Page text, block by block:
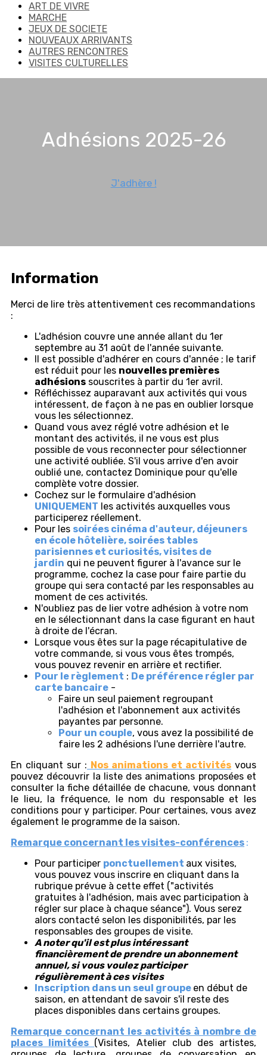
ART DE VIVRE
MARCHE
JEUX DE SOCIETE
NOUVEAUX ARRIVANTS
AUTRES RENCONTRES
VISITES CULTURELLES
Adhésions 2025-26
J'adhère !
Information
Merci de lire très attentivement ces recommandations
:
L'adhésion couvre une année allant du 1er
septembre au 31 août de l'année suivante.
Il est possible d'adhérer en cours d'année ; le tarif
est réduit pour les nouvelles premières
adhésions souscrites à partir du 1er avril.
Réfléchissez auparavant aux activités qui vous
intéressent, de façon à ne pas en oublier lorsque
vous les sélectionnez.
Quand vous avez réglé votre adhésion et le
montant des activités, il ne vous est plus
possible de vous reconnecter pour sélectionner
une activité oubliée. S'il vous arrive d'en avoir
oublié une, contactez Dominique pour qu'elle
complète votre dossier.
Cochez sur le formulaire d'adhésion
UNIQUEMENT les activités auxquelles vous
participerez réellement.
Pour les soirées cinéma d'auteur, déjeuners
en école hôtelière, soirées tables
parisiennes et curiosités, visites de
jardin qui ne peuvent figurer à l'avance sur le
programme, cochez la case pour faire partie du
groupe qui sera contacté par les responsables au
moment de ces activités.
N'oubliez pas de lier votre adhésion à votre nom
en le sélectionnant dans la case figurant en haut
à droite de l'écran.
Lorsque vous êtes sur la page récapitulative de
votre commande, si vous vous êtes trompés,
vous pouvez revenir en arrière et rectifier.
Pour le règlement : De préférence régler par
carte bancaire -
Faire un seul paiement regroupant
l'adhésion et l'abonnement aux activités
payantes par personne.
Pour un couple, vous avez la possibilité de
faire les 2 adhésions l'une derrière l'autre.
En cliquant sur : Nos animations et activités vous
pouvez découvrir la liste des animations proposées et
consulter la fiche détaillée de chacune, vous donnant
le lieu, la fréquence, le nom du responsable et les
conditions pour y participer. Pour certaines, vous avez
également le programme de la saison.
Remarque concernant les visites-conférences :
Pour participer ponctuellement aux visites,
vous pouvez vous inscrire en cliquant dans la
rubrique prévue à cette effet ("activités
gratuites à l'adhésion, mais avec participation à
régler sur place à chaque séance"). Vous serez
alors contacté selon les disponibilités, par les
responsables des groupes de visite.
A noter qu'il est plus intéressant
financièrement de prendre un abonnement
annuel, si vous voulez participer
régulièrement à ces visites
Inscription dans un seul groupe en début de
saison, en attendant de savoir s'il reste des
places disponibles dans certains groupes.
Remarque concernant les activités à nombre de
places limitées (Visites, Atelier club des artistes,